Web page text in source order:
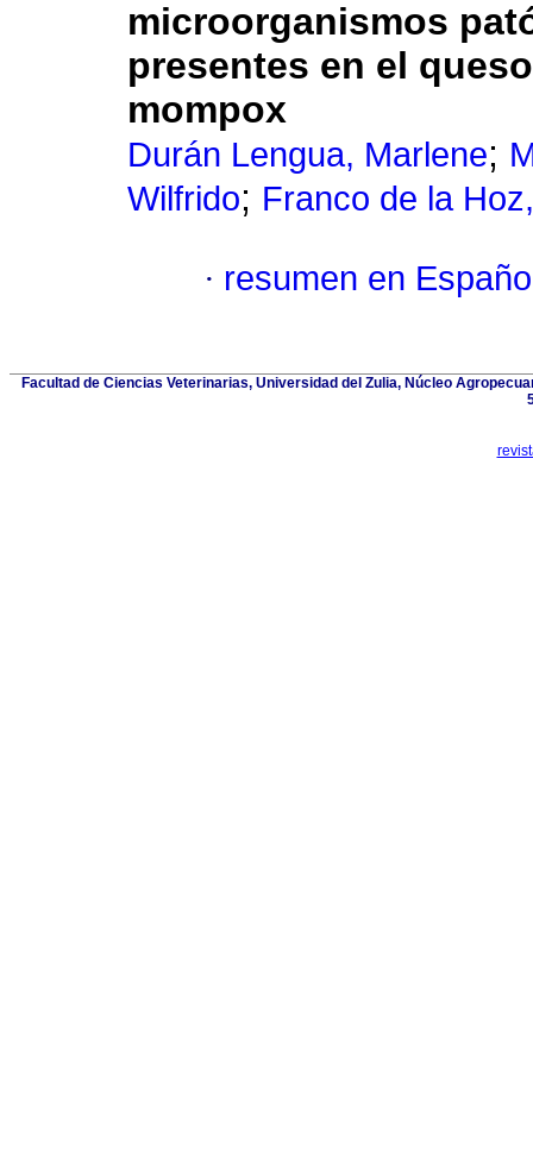
microorganismos
presentes en el
mompox
Durán Lengua, Marlene;
Wilfrido; Franco de la
· resumen en
Facultad de Ciencias Veterinarias, Universidad del Zulia, Núcleo